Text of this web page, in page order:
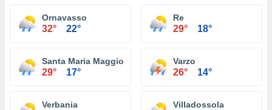
Ornavasso
32° 22°
Re
29° 18°
Santa Maria Maggiore
29° 17°
Varzo
26° 14°
Verbania Villadossola